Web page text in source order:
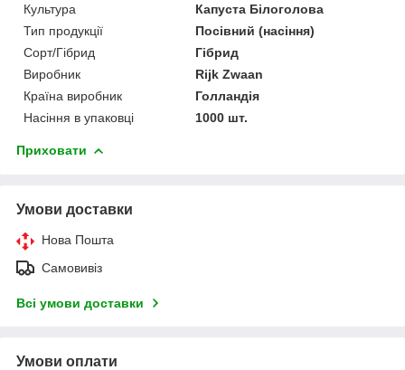
Культура
Капуста Білоголова
Тип продукції
Посівний (насіння)
Сорт/Гібрид
Гібрид
Виробник
Rijk Zwaan
Країна виробник
Голландія
Насіння в упаковці
1000 шт.
Приховати
Умови доставки
Нова Пошта
Самовивіз
Всі умови доставки
Умови оплати